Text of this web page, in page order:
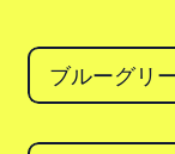
カラー
サイズ